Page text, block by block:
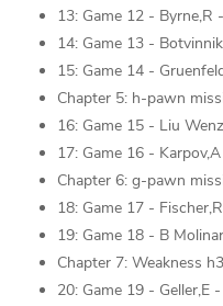
13: Game 12 - Byrne,R
14: Game 13 -
15: Game 14 -
Chapter 5: h-pawn
16: Game 15 - Liu
17: Game 16 -
Chapter 6: g-pawn
18: Game 17 -
19: Game 18 - B
Chapter 7: Weakness
20: Game 19 - Geller,E